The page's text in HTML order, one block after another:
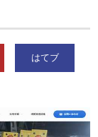
はてブ